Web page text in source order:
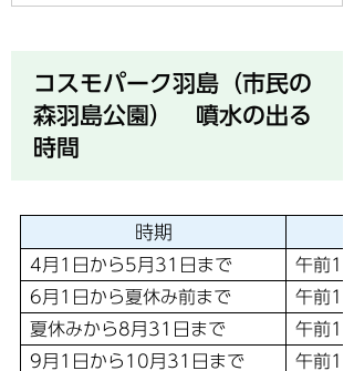
コスモパーク羽島（市民の
森羽島公園） 噴水の出る
時間
時期
4月1日から5月31日まで
午前
6月1日から夏休み前まで
午前
夏休みから8月31日まで
午前
9月1日から10月31日まで
午前